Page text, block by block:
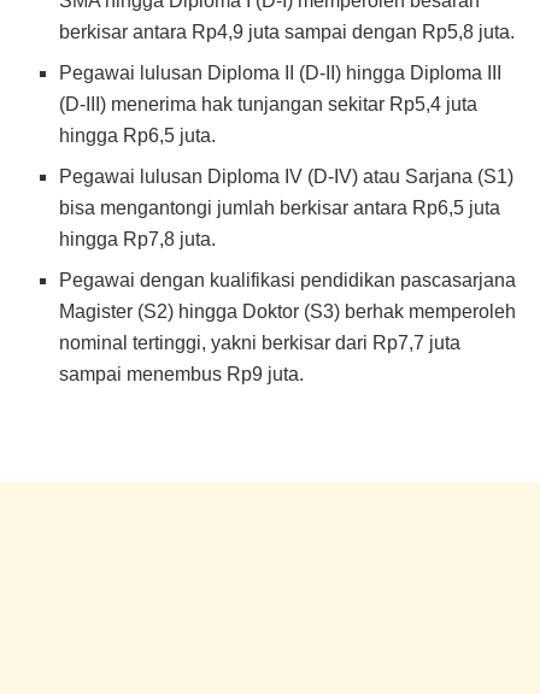
berkisar antara Rp4,9 juta sampai dengan Rp5,8 juta.
Pegawai lulusan Diploma II (D-II) hingga Diploma III
(D-III) menerima hak tunjangan sekitar Rp5,4 juta
hingga Rp6,5 juta.
Pegawai lulusan Diploma IV (D-IV) atau Sarjana (S1)
bisa mengantongi jumlah berkisar antara Rp6,5 juta
hingga Rp7,8 juta.
Pegawai dengan kualifikasi pendidikan pascasarjana
Magister (S2) hingga Doktor (S3) berhak memperoleh
nominal tertinggi, yakni berkisar dari Rp7,7 juta
sampai menembus Rp9 juta.